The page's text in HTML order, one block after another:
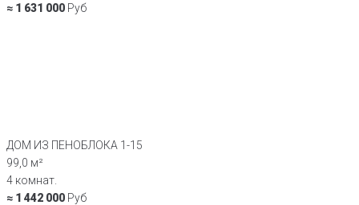
≈ 1 631 000 Руб
ДОМ ИЗ ПЕНОБЛОКА 1-15
99,0 м²
4 комнат.
≈ 1 442 000 Руб